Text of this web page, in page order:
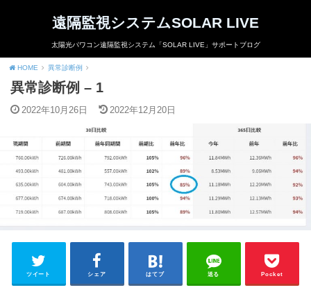
遠隔監視システムSOLAR LIVE
太陽光パワコン遠隔監視システム「SOLAR LIVE」サポートブログ
HOME 異常診断例
異常診断例 – 1
2022年10月26日 2022年12月20日
ツイート シェア はてブ 送る Pocket